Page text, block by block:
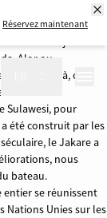
Réservez maintenant
après toutes ces
une part de
ou Raja
Alor ou
et là, on
Sulawesi, pour
été construit par les
le Jakare a
nous
bateau.
se réunissent
Nations Unies sur les